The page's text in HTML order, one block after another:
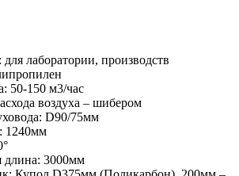
лаборатории, производств
50-150 м3/час
воздуха – шибером
D90/75мм
1240мм
длина: 3000мм